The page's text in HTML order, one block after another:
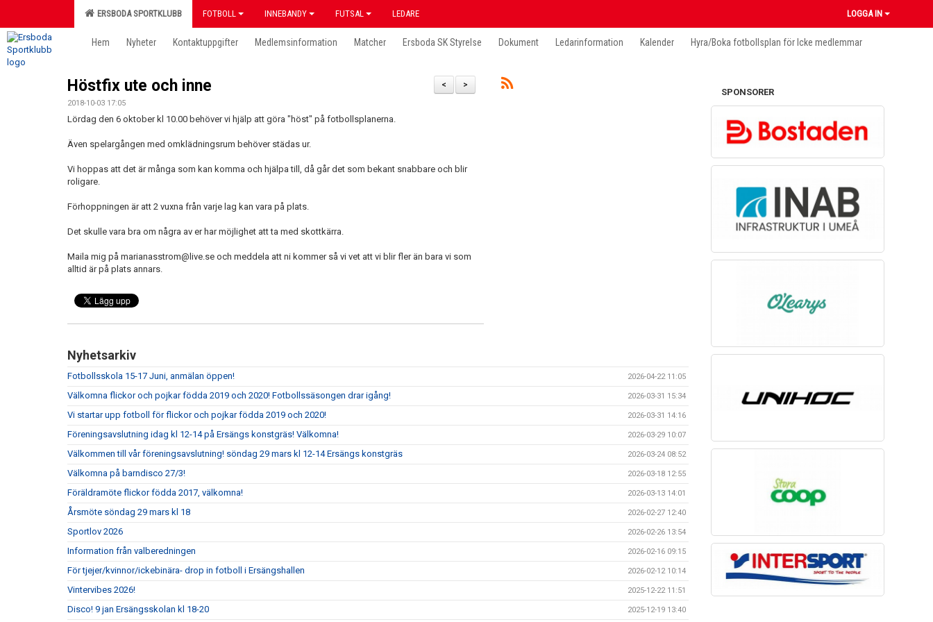
ERSBODA SPORTKLUBB FOTBOLL INNEBANDY FUTSAL LEDARE LOGGA IN
Hem Nyheter Kontaktuppgifter Medlemsinformation Matcher Ersboda SK Styrelse Dokument Ledarinformation Kalender Hyra/Boka fotbollsplan för Icke medlemmar
>
<
Höstfix ute och inne
2018-10-03 17:05
Lördag den 6 oktober kl 10.00 behöver vi hjälp att göra "höst" på fotbollsplanerna.
Även spelargången med omklädningsrum behöver städas ur.
Vi hoppas att det är många som kan komma och hjälpa till, då går det som bekant snabbare och blir
roligare.
Förhoppningen är att 2 vuxna från varje lag kan vara på plats.
Det skulle vara bra om några av er har möjlighet att ta med skottkärra.
Maila mig på marianasstrom@live.se och meddela att ni kommer så vi vet att vi blir fler än bara vi som
alltid är på plats annars.
Nyhetsarkiv
Fotbollsskola 15-17 Juni, anmälan öppen! 2026-04-22 11:05
Välkomna flickor och pojkar födda 2019 och 2020! Fotbollssäsongen drar igång! 2026-03-31 15:34
Vi startar upp fotboll för flickor och pojkar födda 2019 och 2020! 2026-03-31 14:16
Föreningsavslutning idag kl 12-14 på Ersängs konstgräs! Välkomna! 2026-03-29 10:07
Välkommen till vår föreningsavslutning! söndag 29 mars kl 12-14 Ersängs konstgräs 2026-03-24 08:52
Välkomna på barndisco 27/3! 2026-03-18 12:55
Föräldramöte flickor födda 2017, välkomna! 2026-03-13 14:01
Årsmöte söndag 29 mars kl 18 2026-02-27 12:40
Sportlov 2026 2026-02-26 13:54
Information från valberedningen 2026-02-16 09:15
För tjejer/kvinnor/ickebinära- drop in fotboll i Ersängshallen 2026-02-12 10:14
Vintervibes 2026! 2025-12-22 11:51
Disco! 9 jan Ersängsskolan kl 18-20 2025-12-19 13:40
SPONSORER